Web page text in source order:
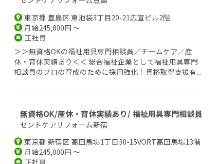
東京都 豊島区 東池袋3丁目20-21広宣ビル2階
月給245,000円 ～
正社員
＞＞無資格OKの福祉用具専門相談員／チームケア／産
休・育休実績あり＜＜ 総合福祉企業として福祉用具専門
相談員のプロの育成のために採用強化！資格取得支援有...
無資格OK/産休・育休実績あり/ 福祉用具専門相談員
セントケアリフォーム新宿
東京都 新宿区 高田馬場1丁目30-15VORT高田馬場13階
月給245,000円 ～
正社員